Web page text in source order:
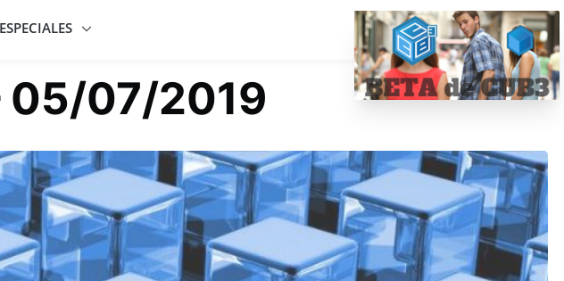
ESPECIALES
05/07/2019